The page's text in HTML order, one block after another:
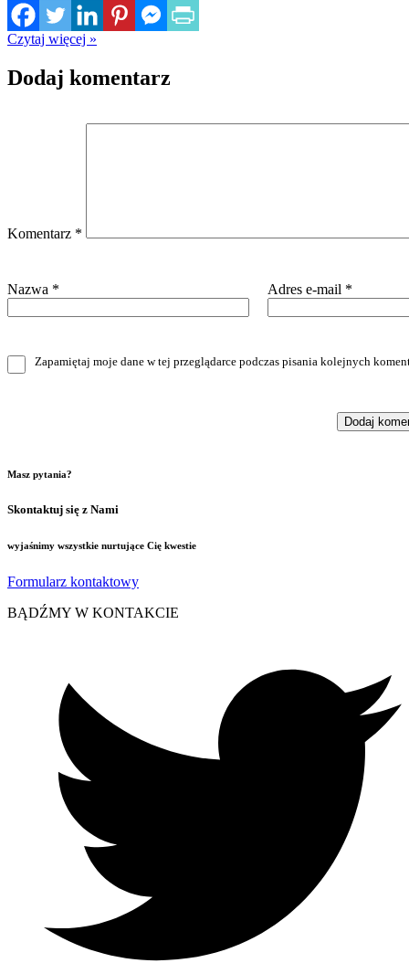
Czytaj więcej »
Dodaj komentarz
Komentarz *
Nazwa * Adres e-mail *
Zapamiętaj moje dane w tej przeglądarce podczas pisania kolejnych
Masz pytania?
Skontaktuj się z Nami
wyjaśnimy wszystkie nurtujące Cię kwestie
Formularz kontaktowy
BĄDŹMY W KONTAKCIE